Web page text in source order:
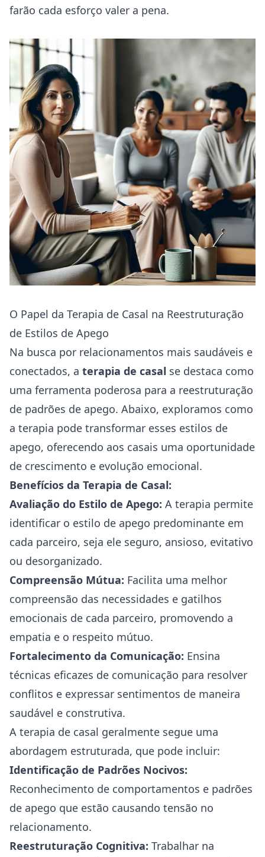
farão cada esforço valer a pena.
O Papel da Terapia de Casal na Reestruturação
de Estilos de Apego
Na busca por relacionamentos mais saudáveis e
conectados, a terapia de casal se destaca como
uma ferramenta poderosa para a reestruturação
de padrões de apego. Abaixo, exploramos como
a terapia pode transformar esses estilos de
apego, oferecendo aos casais uma oportunidade
de crescimento e evolução emocional.
Benefícios da Terapia de Casal:
Avaliação do Estilo de Apego: A terapia permite
identificar o estilo de apego predominante em
cada parceiro, seja ele seguro, ansioso, evitativo
ou desorganizado.
Compreensão Mútua: Facilita uma melhor
compreensão das necessidades e gatilhos
emocionais de cada parceiro, promovendo a
empatia e o respeito mútuo.
Fortalecimento da Comunicação: Ensina
técnicas eficazes de comunicação para resolver
conflitos e expressar sentimentos de maneira
saudável e construtiva.
A terapia de casal geralmente segue uma
abordagem estruturada, que pode incluir:
Identificação de Padrões Nocivos:
Reconhecimento de comportamentos e padrões
de apego que estão causando tensão no
relacionamento.
Reestruturação Cognitiva: Trabalhar na